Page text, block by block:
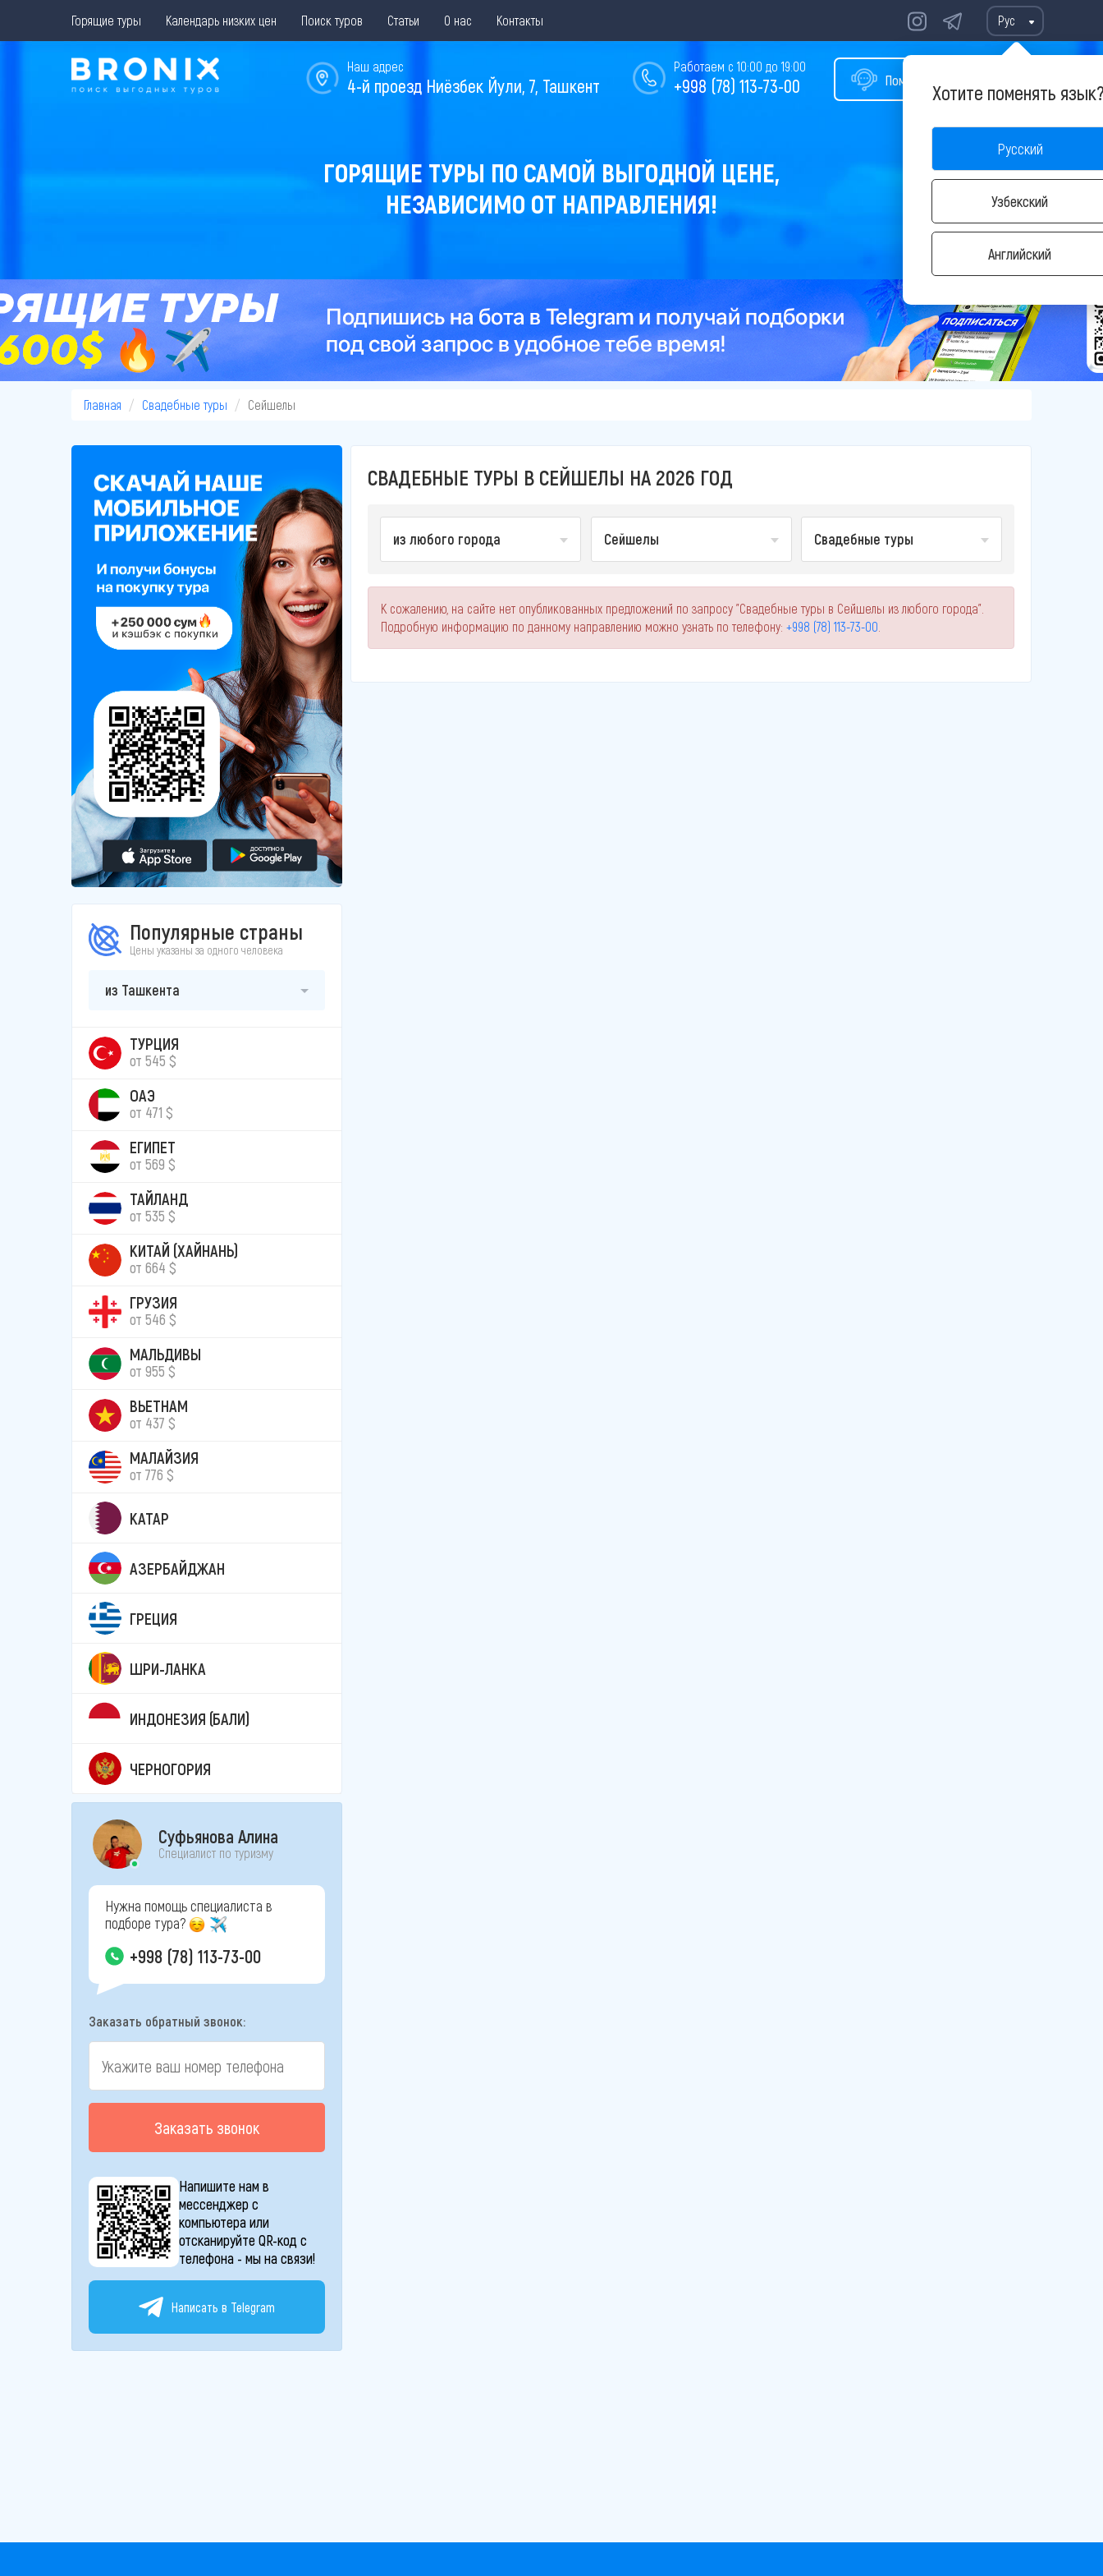
Горящие туры Календарь низких цен Поиск туров Статьи О нас Контакты Рус
Хотите поменять
Русский
Узбекский
Английский
Помощь в подборе тура
Работаем с 10:00 до 19:00
+998 (78) 113-73-00
Наш адрес
4-й проезд Ниёзбек Йули, 7, Ташкент
ГОРЯЩИЕ ТУРЫ ПО САМОЙ ВЫГОДНОЙ ЦЕНЕ,
НЕЗАВИСИМО ОТ НАПРАВЛЕНИЯ!
Главная Свадебные туры Сейшелы
Популярные страны
Цены указаны за одного человека
из Ташкента
ТУРЦИЯ
от 545 $
ОАЭ
от 471 $
ЕГИПЕТ
от 569 $
ТАЙЛАНД
от 535 $
КИТАЙ (ХАЙНАНЬ)
от 664 $
ГРУЗИЯ
от 546 $
МАЛЬДИВЫ
от 955 $
ВЬЕТНАМ
от 437 $
МАЛАЙЗИЯ
от 776 $
КАТАР
АЗЕРБАЙДЖАН
ГРЕЦИЯ
ШРИ-ЛАНКА
ИНДОНЕЗИЯ (БАЛИ)
ЧЕРНОГОРИЯ
Суфьянова Алина
Специалист по туризму
Нужна помощь специалиста в
подборе тура?
+998 (78) 113-73-00
Заказать обратный звонок:
Заказать звонок
Напишите нам в
мессенджер с
компьютера или
отсканируйте QR-код с
телефона - мы на связи!
Написать в Telegram
СВАДЕБНЫЕ ТУРЫ В СЕЙШЕЛЫ НА 2026 ГОД
из любого города Сейшелы Свадебные туры
К сожалению, на сайте нет опубликованных предложений по запросу "Свадебные туры в Сейшелы из любого города".
Подробную информацию по данному направлению можно узнать по телефону: +998 (78) 113-73-00